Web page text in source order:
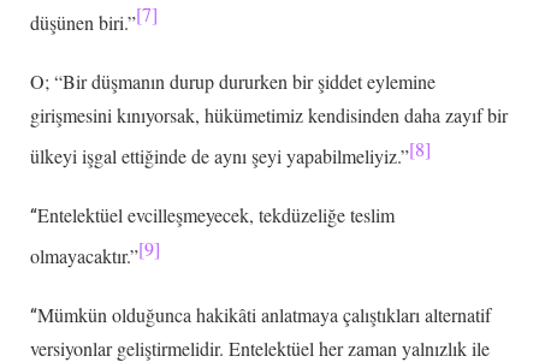
düşünen biri.”[7]
O; “Bir düşmanın durup dururken bir şiddet eylemine
girişmesini kınıyorsak, hükümetimiz kendisinden daha zayıf bir
ülkeyi işgal ettiğinde de aynı şeyi yapabilmeliyiz.”[8]
“Entelektüel evcilleşmeyecek, tekdüzeliğe teslim
olmayacaktır.”[9]
“Mümkün olduğunca hakikâti anlatmaya çalıştıkları alternatif
versiyonlar geliştirmelidir. Entelektüel her zaman yalnızlık ile